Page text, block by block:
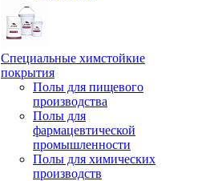
Специальные химстойкие
покрытия
Полы для пищевого
производства
Полы для
фармацевтической
промышленности
Полы для химических
производств